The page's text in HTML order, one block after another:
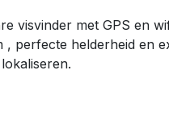
visvinder met GPS en
perfecte helderheid en